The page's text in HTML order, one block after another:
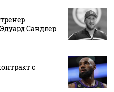
Сандлер
с